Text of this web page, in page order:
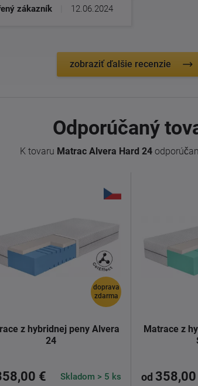
zákazník 12.06.2024
zobraziť ďalšie recenzie
Odporúčaný
K tovaru Matrac Alvera Hard 24
doprava
zdarma
z hybridnej peny Alvera
24
€ Skladom > 5 ks
Matrace z
od